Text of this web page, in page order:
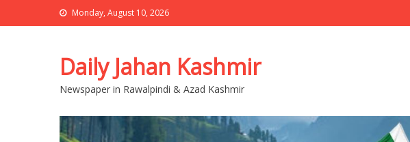
Monday, August 10, 2026
Daily Jahan Kashmir
Newspaper in Rawalpindi & Azad Kashmir